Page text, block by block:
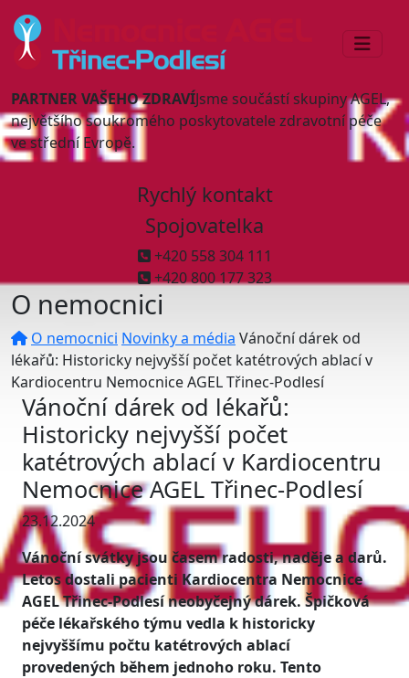
PARTNER VAŠEHO ZDRAVÍJsme součástí skupiny AGEL,
největšího soukromého poskytovatele zdravotní péče
ve střední Evropě.
Rychlý kontakt
Spojovatelka
+420 558 304 111
+420 800 177 323
O nemocnici
O nemocnici Novinky a média Vánoční dárek od
lékařů: Historicky nejvyšší počet katétrových ablací v
Kardiocentru Nemocnice AGEL Třinec-Podlesí
Vánoční dárek od lékařů:
Historicky nejvyšší počet
katétrových ablací v Kardiocentru
Nemocnice AGEL Třinec-Podlesí
23.12.2024
Vánoční svátky jsou časem radosti, naděje a darů.
Letos dostali pacienti Kardiocentra Nemocnice
AGEL Třinec-Podlesí neobyčejný dárek. Špičková
péče lékařského týmu vedla k historicky
nejvyššímu počtu katétrových ablací
provedených během jednoho roku. Tento